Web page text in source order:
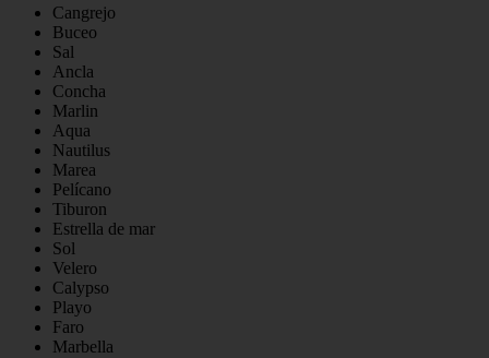
Cangrejo
Buceo
Sal
Ancla
Concha
Marlin
Aqua
Nautilus
Marea
Pelícano
Tiburon
Estrella de mar
Sol
Velero
Calypso
Playo
Faro
Marbella